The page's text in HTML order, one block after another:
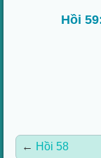
Hồi
← Hồi 58